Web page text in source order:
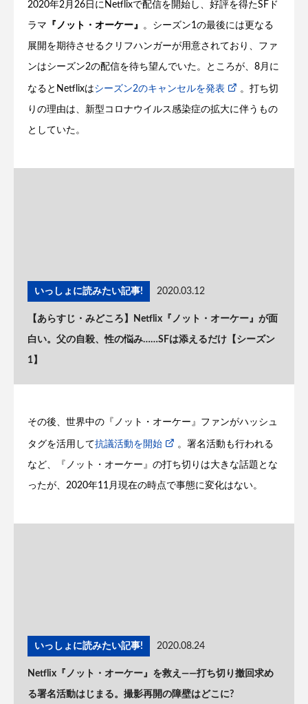
2020年2月26日にNetflixで配信を開始し、好評を得たSFド
ラマ 『ノット・オーケー』 。シーズン1の最後には更なる
展開を期待させるクリフハンガーが用意されており、ファ
ンはシーズン2の配信を待ち望んでいた。ところが、8月に
なるとNetflixはシーズン2のキャンセルを発表 。打ち切
りの理由は、新型コロナウイルス感染症の拡大に伴うもの
としていた。
いっしょに読みたい記事! 2020.03.12
【あらすじ・みどころ】Netflix『ノット・オーケー』が面
白い。父の自殺、性の悩み……SFは添えるだけ【シーズン
1】
その後、世界中の『ノット・オーケー』ファンがハッシュ
タグを活用して抗議活動を開始 。署名活動も行われる
など、『ノット・オーケー』の打ち切りは大きな話題とな
ったが、2020年11月現在の時点で事態に変化はない。
いっしょに読みたい記事! 2020.08.24
Netflix『ノット・オーケー』を救え——打ち切り撤回求め
る署名活動はじまる。撮影再開の障壁はどこに?